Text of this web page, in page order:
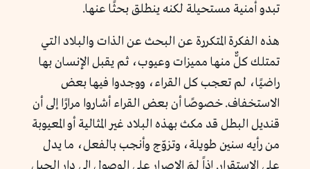
تبدو أمنية مستحيلة لكنه ينطلق بحثًا عنها.
هذه الفكرة المتكررة عن البحث عن الذات والبلاد التي
تمتلك كلٌّ منها مميزات وعيوب، ثم يقبل الإنسان بها
راضيًا، لم تعجب كل القراء، ووجدوا فيها بعض
الاستخفاف. خصوصًا أن بعض القراء أشاروا مرارًا إلى أن
قنديل البطل قد مكث بهذه البلاد غير المثالية أو المعيوبة
من رأيه سنين طويلة، وتزوّج وأنجب بالفعل، ما يدل
على الاستقرار. إذاً لمَ الإصرار على الوصول إلى دار الجبل